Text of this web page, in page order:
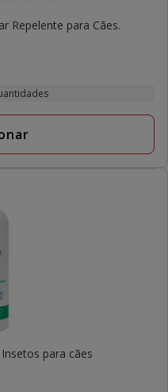
Repelente para Cães.
para cães